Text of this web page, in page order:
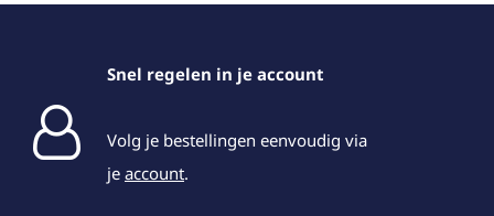
Snel regelen in je account
Volg je bestellingen eenvoudig via
je account.